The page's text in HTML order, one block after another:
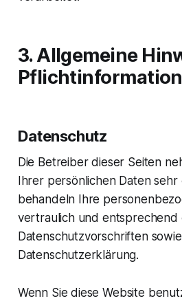
3. Allgemeine
Datenschutz
Die Betreiber dieser Seiten
Ihrer persönlichen Daten sehr
behandeln Ihre
vertraulich und entsprechend
Datenschutzvorschriften
Datenschutzerklärung.
Wenn Sie diese Website